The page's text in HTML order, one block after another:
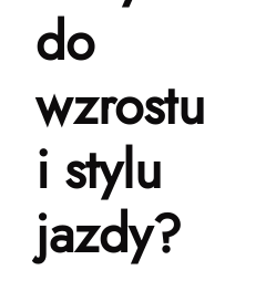
do
wzrostu
i stylu
jazdy?